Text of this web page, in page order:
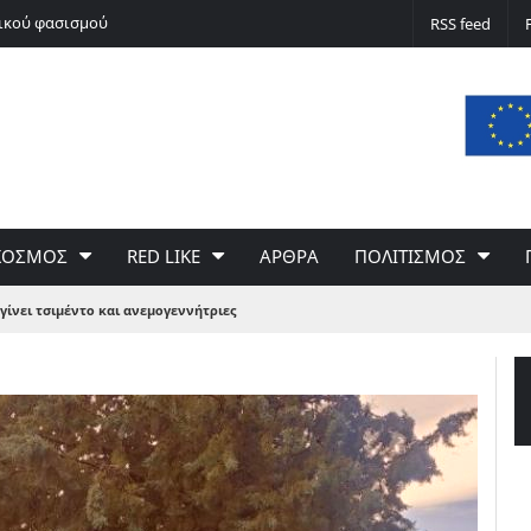
φασισμού RSS feed
RED LIKE ΑΡΘΡΑ ΠΟΛΙΤΙΣΜΟΣ
τσιμέντο και ανεμογεννήτριες